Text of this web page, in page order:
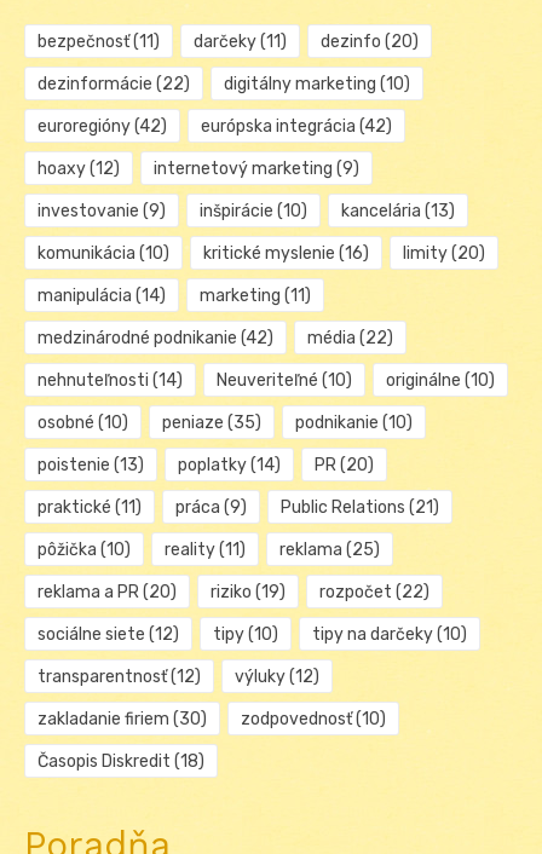
bezpečnosť(11) darčeky(11) dezinfo (20)
dezinformácie (22) digitálny marketing (10)
euroregióny(42) európska integrácia (42)
hoaxy(12) internetový marketing (9)
investovanie (9) inšpirácie (10) kancelária (13)
komunikácia (10) kritické myslenie (16) limity(20)
manipulácia (14) marketing (11)
medzinárodné podnikanie (42) média (22)
nehnuteľnosti (14) Neuveriteľné (10) originálne (10)
osobné (10) peniaze (35) podnikanie (10)
poistenie (13) poplatky(14) PR(20)
praktické (11) práca (9) Public Relations (21)
pôžička (10) reality(11) reklama (25)
reklama a PR(20) riziko (19) rozpočet (22)
sociálne siete (12) tipy(10) tipy na darčeky(10)
transparentnosť(12) výluky(12)
zakladanie firiem (30) zodpovednosť(10)
Časopis Diskredit (18)
Poradňa